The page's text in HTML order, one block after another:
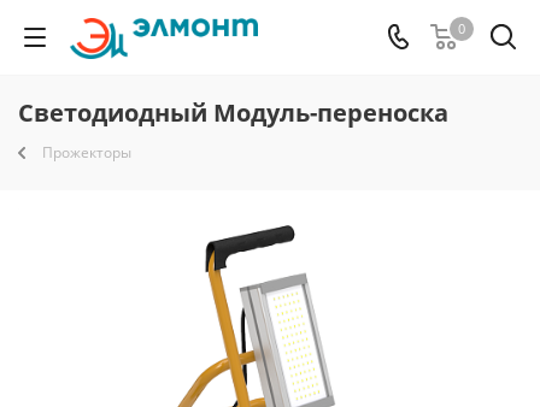
0
Светодиодный Модуль-переноска
Прожекторы